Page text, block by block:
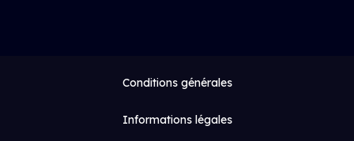
Conditions générales
Informations légales